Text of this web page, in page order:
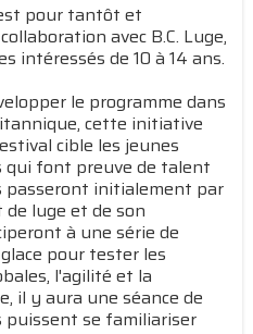
pour tantôt et
avec B.C. Luge,
intéressés de 10 à 14 ans.
le programme dans
cette initiative
cible les jeunes
qui font preuve de talent
passeront initialement par
luge et de son
à une série de
pour tester les
l'agilité et la
il y aura une séance de
puissent se familiariser